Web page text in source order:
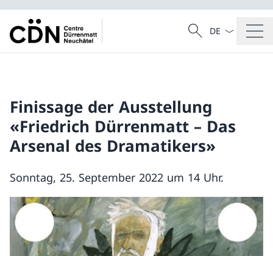
Suche
Suche
Sprach
Finissage der Ausstellung
«Friedrich Dürrenmatt – Das
Arsenal des Dramatikers»
Sonntag, 25. September 2022 um 14 Uhr.